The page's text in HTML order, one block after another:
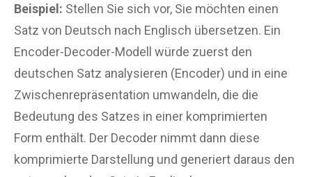
Beispiel: Stellen Sie sich vor, Sie möchten einen
Satz von Deutsch nach Englisch übersetzen. Ein
Encoder-Decoder-Modell würde zuerst den
deutschen Satz analysieren (Encoder) und in eine
Zwischenrepräsentation umwandeln, die die
Bedeutung des Satzes in einer komprimierten
Form enthält. Der Decoder nimmt dann diese
komprimierte Darstellung und generiert daraus den